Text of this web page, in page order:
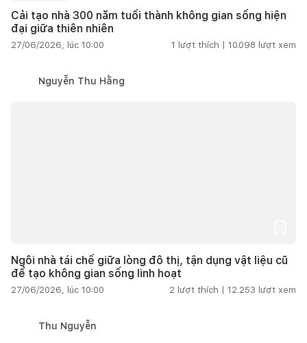
Cải tạo nhà 300 năm tuổi thành không gian sống hiện
đại giữa thiên nhiên
27/06/2026, lúc 10:00 1 lượt thích | 10.098 lượt xem
Nguyễn Thu Hằng
Ngôi nhà tái chế giữa lòng đô thị, tận dụng vật liệu cũ
để tạo không gian sống linh hoạt
27/06/2026, lúc 10:00 2 lượt thích | 12.253 lượt xem
Thu Nguyễn